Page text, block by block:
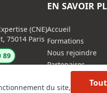
du site,
(CNE)
75014 Paris
89
EN SAVOIR
Accueil
Formations
Nous rejoindre
Partenaires
Le C.N.E.